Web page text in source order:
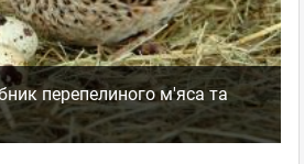
перепелиного м'яса та